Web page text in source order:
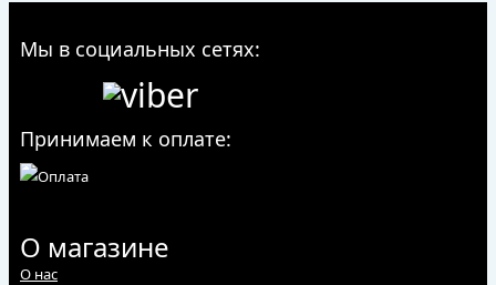
Мы в социальных сетях:
Принимаем к оплате:
О магазине
О нас